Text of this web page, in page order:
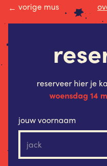
← vorige mus
reserveer hier je
woensdag 14
jouw voornaam